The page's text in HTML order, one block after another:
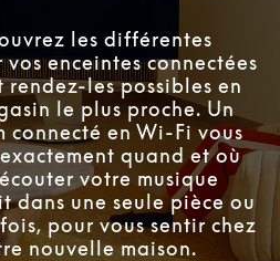
les différentes
enceintes connectées
rendez-les possibles en
le plus proche. Un
connecté en Wi-Fi vous
quand et où
votre musique
dans une seule pièce ou
pour vous sentir chez
nouvelle maison.